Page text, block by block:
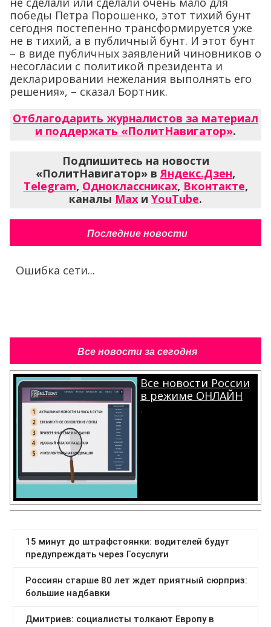
победы Петра Порошенко, этот тихий бунт
сегодня постепенно трансформируется уже
не в тихий, а в публичный бунт. И этот бунт
– в виде публичных заявлений чиновников о
несогласии с политикой президента и
декларировании нежелания выполнять его
решения», – сказал Бортник.
Отблагодарить журналистов за материал
и поддержать «ПолитНавигатор».
Подпишитесь на новости
«ПолитНавигатор» вЯндекс.Дзен,
Telegram, Одноклассниках, Вконтакте,
каналы Max и YouTube.
Последние новости
Ошибка сети...
Все новости за сегодня
Все новости России
в режиме ОНЛАЙН
.